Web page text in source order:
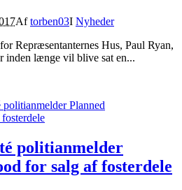
Aftorben03I Nyheder
Repræsentanternes Hus, Paul Ryan,
inden længe vil blive sat en...
politianmelder
for salg af fosterdele